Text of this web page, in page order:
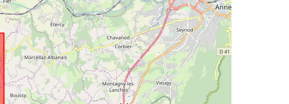
uriRef:
http://data.europa.eu/88u/dataset/fr-
120066022-srv-ba6f4a67-13db-
4b4a-b2ba-0927afb85bee
Type:
Ressource:
http://inspire.ec.europa.eu/metadata-
codelist/ResourceType/services